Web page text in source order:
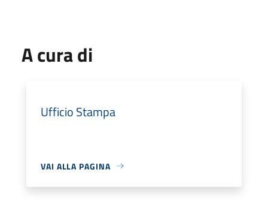
A cura di
Ufficio Stampa
VAI ALLA PAGINA